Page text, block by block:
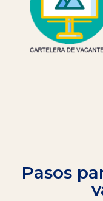
Pasos